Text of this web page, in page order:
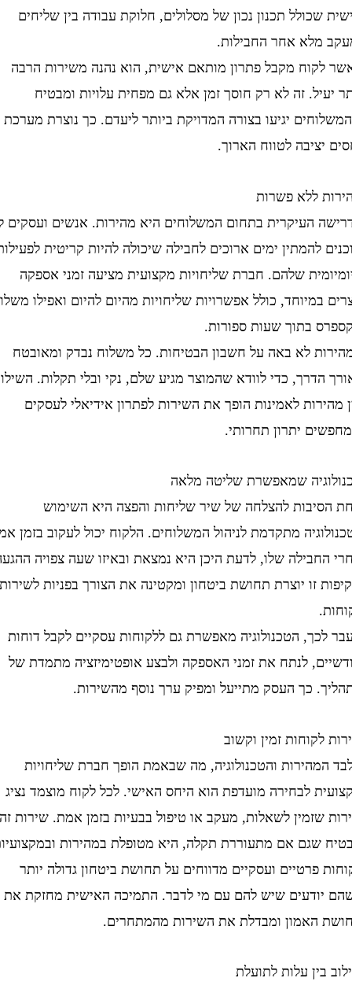
תכנון נכון של מסלולים, חלוקת עבודה בין שליחים
אחר החבילות.
מקבל פתרון מותאם אישית, הוא נהנה משירות הרבה
זה לא רק חוסך זמן אלא גם מפחית עלויות ומבטיח
יגיעו בצורה המדויקת ביותר ליעדם. כך נוצרת מערכת
לטווח הארוך.
ללא פשרות
העיקרית בתחום המשלוחים היא מהירות. אנשים ועסקים לא
להמתין ימים ארוכים לחבילה שיכולה להיות קריטית לפעילות
שלהם. חברת שליחויות מקצועית מציעה זמני אספקה
כולל אפשרויות שליחויות מהיום להיום ואפילו משלוח
בתוך שעות ספורות.
לא באה על חשבון הבטיחות. כל משלוח נבדק ומאובטח
כדי לוודא שהמוצר מגיע שלם, נקי ובלי תקלות. השילוב
לאמינות הופך את השירות לפתרון אידיאלי לעסקים
יתרון תחרותי.
שמאפשרת שליטה מלאה
להצלחה של שיר שליחות והפצה היא השימוש
מתקדמת לניהול המשלוחים. הלקוח יכול לעקוב בזמן אמת
שלו, לדעת היכן היא נמצאת ובאיזו שעה צפויה ההגעה.
זו יוצרת תחושת ביטחון ומקטינה את הצורך בפניות לשירות
הטכנולוגיה מאפשרת גם ללקוחות עסקיים לקבל דוחות
לנתח את זמני האספקה ולבצע אופטימיזציה מתמדת של
כך העסק מתייעל ומפיק ערך נוסף מהשירות.
זמין וקשוב
והטכנולוגיה, מה שבאמת הופך חברת שליחויות
לבחירה מועדפת הוא היחס האישי. לכל לקוח מוצמד נציג
לשאלות, מעקב או טיפול בבעיות בזמן אמת. שירות זה
אם מתעוררת תקלה, היא מטופלת במהירות ובמקצועיות.
פרטיים ועסקיים מדווחים על תחושת ביטחון גדולה יותר
שיש להם עם מי לדבר. התמיכה האישית מחזקת את
ומבדלת את השירות מהמתחרים.
עלות לתועלת